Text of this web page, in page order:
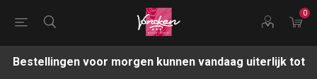
0
Bestellingen voor morgen kunnen vandaag uiterlijk tot